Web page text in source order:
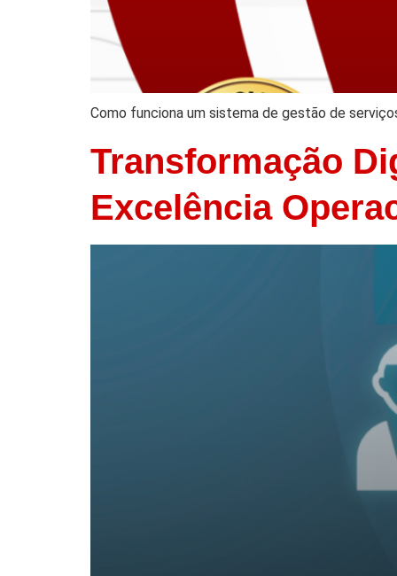
Como funciona um sistema de gestão de
Transformação
Excelência